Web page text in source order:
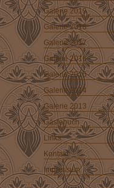
Galerie 2019
Galerie 2018
Galerie 2017
Galerie 2016
Galerie 2015
Galerie 2014
Galerie 2013
Gästebuch
Links
Kontakt
Impressum